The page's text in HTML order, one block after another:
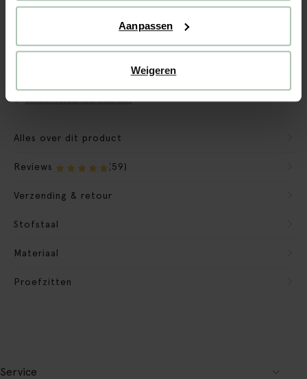
Aanpassen
Weigeren
VOEG TOE AAN WINKELMAND399.00€
Verpakkingsmateriaal nemen we mee
Banken retourvoorwaarden
Alles over dit product
Reviews (59)
Verzending & retour
Stofstaal
Materiaal
Proefzitten
Service